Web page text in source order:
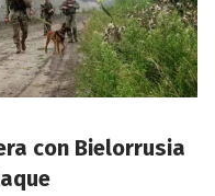
con Bielorrusia